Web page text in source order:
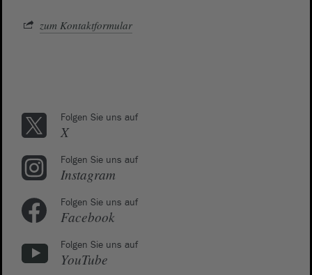
zum Kontaktformular
Folgen Sie uns auf
X
Folgen Sie uns auf
Instagram
Folgen Sie uns auf
Facebook
Folgen Sie uns auf
YouTube